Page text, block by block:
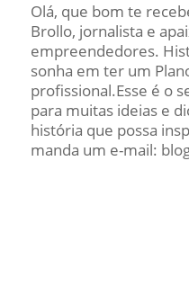
Olá, que bom te
Brollo, jornalista e
empreendedores.
sonha em ter um
profissional.Esse é o
para muitas ideias e
história que possa
manda um e-mail: